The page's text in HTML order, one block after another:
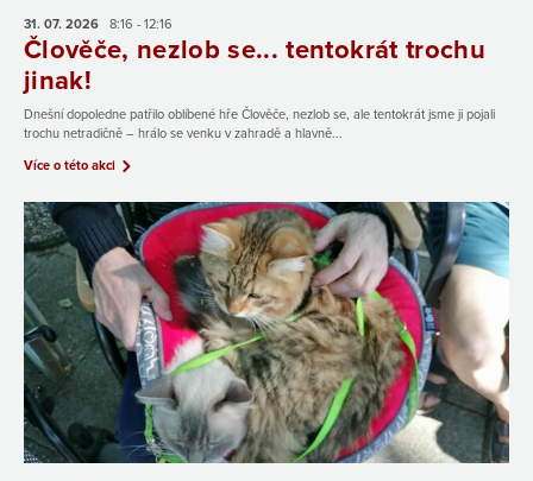
31. 07. 2026 8:16 - 12:16
Člověče, nezlob se... tentokrát trochu
jinak!
Dnešní dopoledne patřilo oblíbené hře Člověče, nezlob se, ale tentokrát jsme ji pojali
trochu netradičně – hrálo se venku v zahradě a hlavně...
Více o této akci